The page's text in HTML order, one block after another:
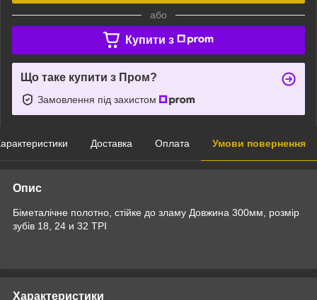
або
Купити з
Що таке купити з Пром?
Замовлення під захистом
Доставка Оплата Умови повернення
Опис
Біметалічне полотно, стійке до зламу Довжина 300мм, розмір
зубів 18, 24 и 32 TPI
Характеристики